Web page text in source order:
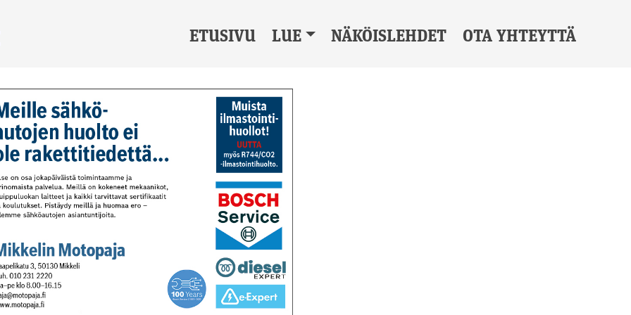
ETUSIVU LUE NÄKÖISLEHDET OTA YHTEYTTÄ